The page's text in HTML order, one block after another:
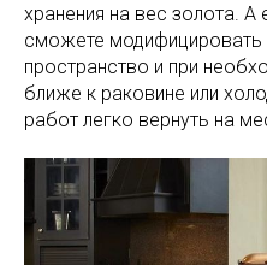
хранения на вес золота. А
сможете
пространство и при
ближе к раковине или
работ легко вернуть на